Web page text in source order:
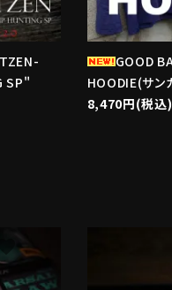
SP"
GOOD
HOODIE(サン
8,470円(税込)